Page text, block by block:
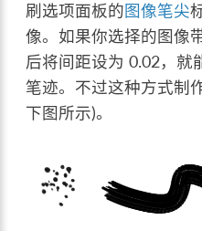
刷选项面板的图像笔尖
像。如果你选择的图像
后将间距设为 0.02，就
笔迹。不过这种方式制
下图所示)。